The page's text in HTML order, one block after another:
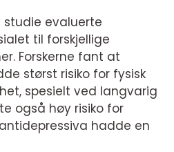
studie evaluerte
til forskjellige
Forskerne fant at
størst risiko for fysisk
spesielt ved langvarig
også høy risiko for
hadde en